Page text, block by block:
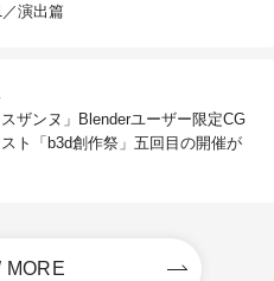
演出篇
ザンヌ」Blenderユーザー限定CG
ト「b3d創作祭」五回目の開催が
MORE